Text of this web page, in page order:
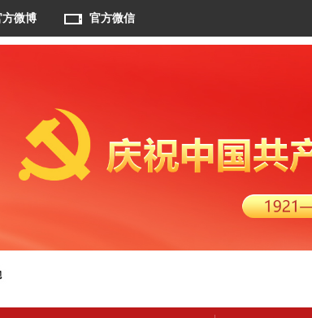
方微博 官方微信